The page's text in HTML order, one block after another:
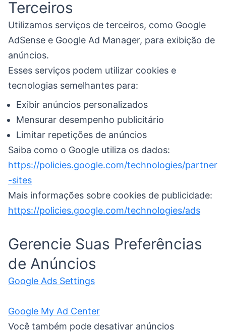
Terceiros
Utilizamos serviços de terceiros, como Google
AdSense e Google Ad Manager, para exibição de
anúncios.
Esses serviços podem utilizar cookies e
tecnologias semelhantes para:
Exibir anúncios personalizados
Mensurar desempenho publicitário
Limitar repetições de anúncios
Saiba como o Google utiliza os dados:
https://policies.google.com/technologies/partner
-sites
Mais informações sobre cookies de publicidade:
https://policies.google.com/technologies/ads
Gerencie Suas Preferências
de Anúncios
Google Ads Settings
Google My Ad Center
Você também pode desativar anúncios